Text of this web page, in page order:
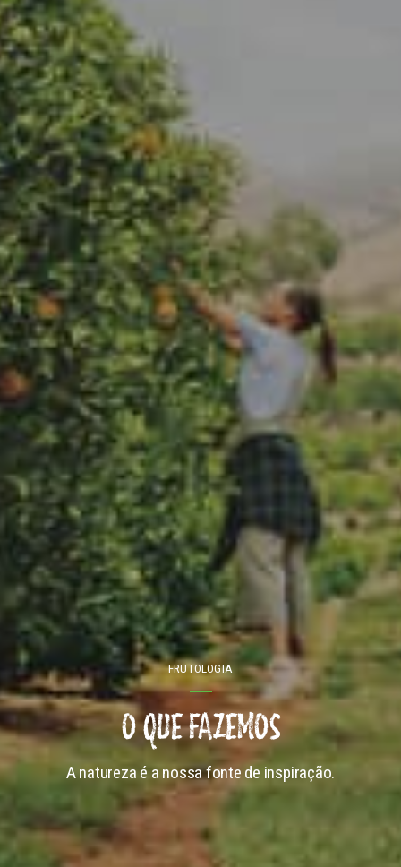
FRUTOLOGIA
O QUE FAZEMOS
A natureza é a nossa fonte de inspiração.